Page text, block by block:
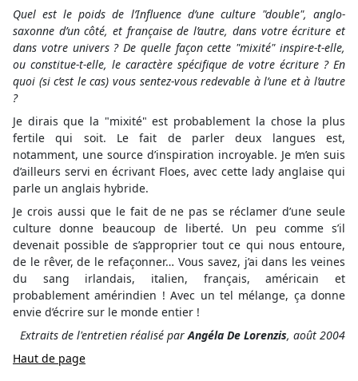
Quel est le poids de l’Influence d’une culture "double", anglo-
saxonne d’un côté, et française de l’autre, dans votre écriture et
dans votre univers ? De quelle façon cette "mixité" inspire-t-elle,
ou constitue-t-elle, le caractère spécifique de votre écriture ? En
quoi (si c’est le cas) vous sentez-vous redevable à l’une et à l’autre
?
Je dirais que la "mixité" est probablement la chose la plus
fertile qui soit. Le fait de parler deux langues est,
notamment, une source d’inspiration incroyable. Je m’en suis
d’ailleurs servi en écrivant Floes, avec cette lady anglaise qui
parle un anglais hybride.
Je crois aussi que le fait de ne pas se réclamer d’une seule
culture donne beaucoup de liberté. Un peu comme s’il
devenait possible de s’approprier tout ce qui nous entoure,
de le rêver, de le refaçonner… Vous savez, j’ai dans les veines
du sang irlandais, italien, français, américain et
probablement amérindien ! Avec un tel mélange, ça donne
envie d’écrire sur le monde entier !
Extraits de l'entretien réalisé parAngéla De Lorenzis, août 2004
Haut de page